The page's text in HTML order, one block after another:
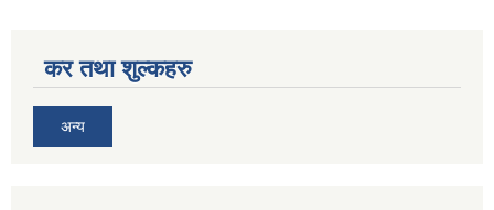
कर तथा शुल्कहरु
अन्य